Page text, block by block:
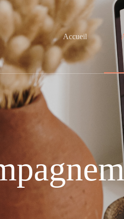
Accueil